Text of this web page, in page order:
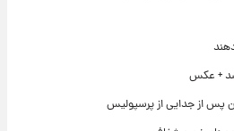
شد + عکس
پس از جدایی از پرسپولیس